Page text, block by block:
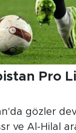
Pro
gözler
ve Al-Hilal